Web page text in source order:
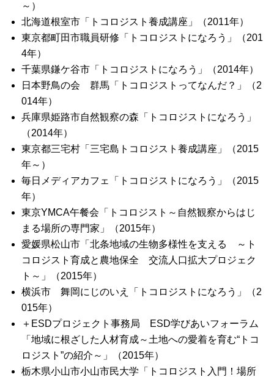
～）
北海道根室市「トコロジスト養成講座」（2011年）
東京都町田市職員研修「トコロジストになろう」（201
4年）
千葉県鎌ケ谷市「トコロジストになろう」（2014年）
日本野鳥の会 群馬「トコロジストってなんだ？」（2
014年）
兵庫県姫路市自然観察の森「トコロジストになろう」
（2014年）
東京都三宅村「三宅島トコロジスト養成講座」（2015
年～）
毎日メディアカフェ「トコロジストになろう」（2015
年）
東京YMCA午餐会「トコロジスト～自然観察からはじ
まる場所の専門家」（2015年）
愛媛県松山市「北条地域の生物多様性を支える ～ト
コロジスト育成と農地保全 交流人口拡大プロジェク
ト～」（2015年）
横浜市 舞岡にじのいえ「トコロジストになろう」（2
015年）
＋ESDプロジェクト事務局 ESD学びあいフォーラム
「地域に根ざした人材育成～土地への愛着を育む“トコ
ロジスト”の紹介～」（2015年）
栃木県小山市小山市民大学「トコロジスト入門！場所